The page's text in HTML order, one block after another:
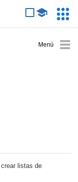
listas de